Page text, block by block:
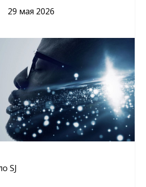
29 мая 2026
SJ